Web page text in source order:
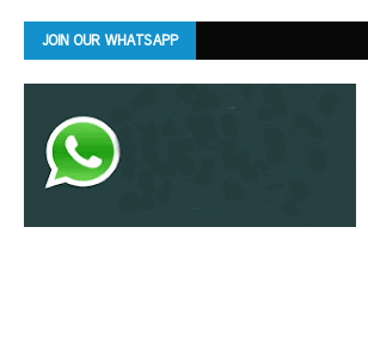
JOIN OUR WHATSAPP